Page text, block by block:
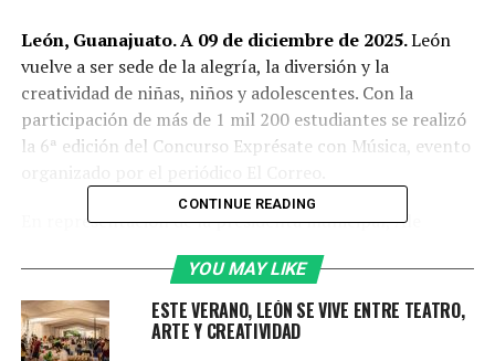
León, Guanajuato. A 09 de diciembre de 2025.León
vuelve a ser sede de la alegría, la diversión y la
creatividad de niñas, niños y adolescentes. Con la
participación de más de 1 mil 200 estudiantes se realizó
la 6ª edición del Concurso Exprésate con Música, evento
En representación de la presidenta municipal, Ale
Enrique Avilés Pérez, dio la bienvenida a las infancias,
alcaldes y representantes de los 46 municipios del
estado de Guanajuato.
CONTINUE READING
YOU MAY LIKE
ESTE VERANO, LEÓN SE VIVE ENTRE TEATRO,
ARTE Y CREATIVIDAD